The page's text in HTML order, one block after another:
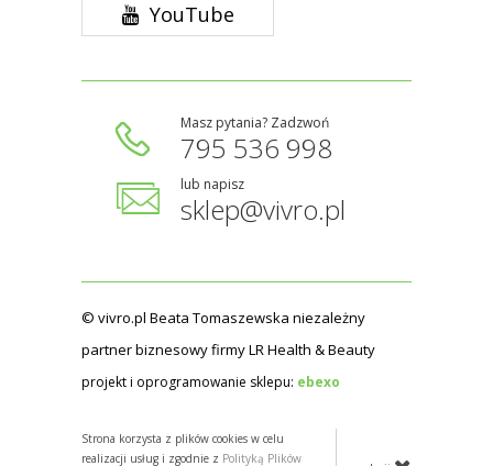
YouTube
Masz pytania? Zadzwoń
795 536 998
lub napisz
sklep@vivro.pl
© vivro.pl Beata Tomaszewska niezależny
partner biznesowy firmy LR Health & Beauty
projekt i oprogramowanie sklepu: ebexo
Strona korzysta z plików cookies w celu
realizacji usług i zgodnie z Polityką Plików